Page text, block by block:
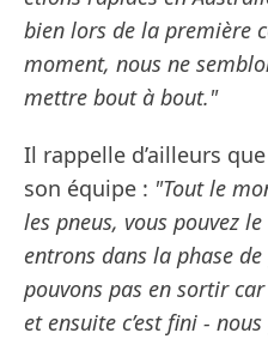
bien lors de la première
moment, nous ne
mettre bout à bout."
Il rappelle d’ailleurs
son équipe : "Tout le
les pneus, vous pouvez
entrons dans la phase
pouvons pas en sortir
et ensuite c’est fini -